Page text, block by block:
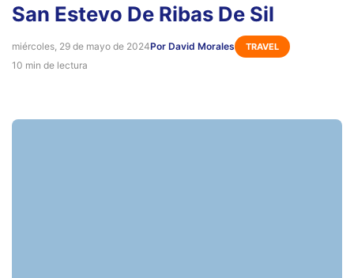
San Estevo De Ribas De Sil
miércoles, 29 de mayo de 2024Por David Morales TRAVEL
10 min de lectura